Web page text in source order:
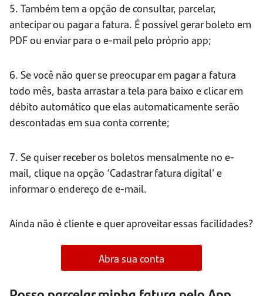
5. Também tem a opção de consultar, parcelar,
antecipar ou pagar a fatura. É possível gerar boleto em
PDF ou enviar para o e-mail pelo próprio app;
6. Se você não quer se preocupar em pagar a fatura
todo mês, basta arrastar a tela para baixo e clicar em
débito automático que elas automaticamente serão
descontadas em sua conta corrente;
7. Se quiser receber os boletos mensalmente no e-
mail, clique na opção ‘Cadastrar fatura digital’ e
informar o endereço de e-mail.
Ainda não é cliente e quer aproveitar essas facilidades?
Abra sua conta